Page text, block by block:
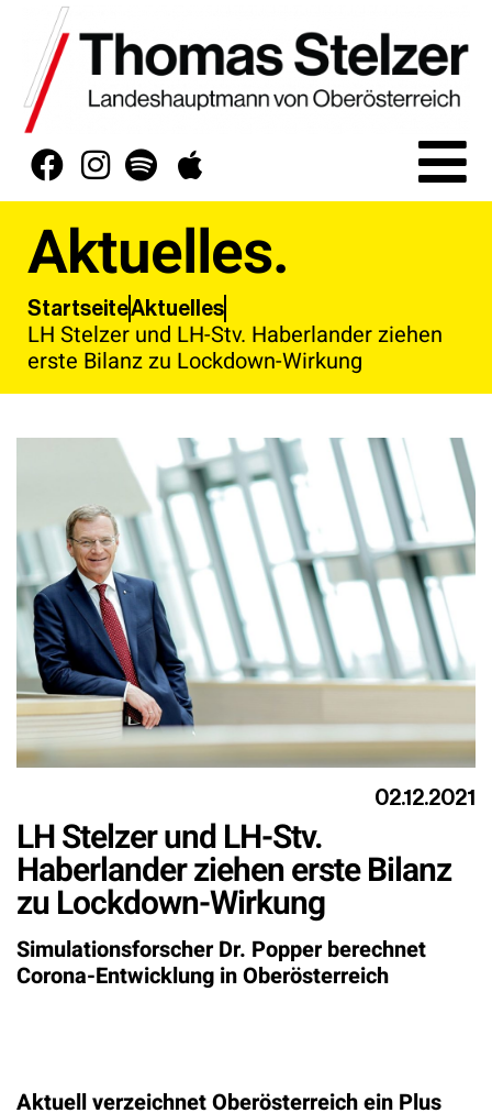
Aktuelles.
StartseiteAktuelles
LH Stelzer und LH-Stv. Haberlander ziehen
erste Bilanz zu Lockdown-Wirkung
02.12.2021
LH Stelzer und LH-Stv.
Haberlander ziehen erste Bilanz
zu Lockdown-Wirkung
Simulationsforscher Dr. Popper berechnet
Corona-Entwicklung in Oberösterreich
Aktuell verzeichnet Oberösterreich ein Plus